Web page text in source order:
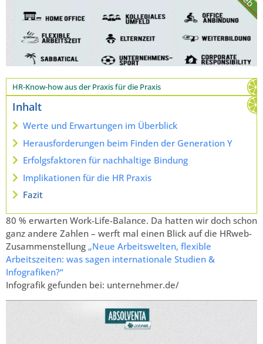
HR-Know-how aus der Praxis für die Praxis
Inhalt
Werte und Erwartungen im Überblick
Herausforderungen beim Finden der Generation Y
Erfolgsfaktoren für nachhaltige Bindung
Implikationen für die HR Praxis
Fazit
80 % erwarten Work-Life-Balance. Da hatten wir doch schon
ganz andere Zahlen – werft mal einen Blick auf die HRweb-
Zusammenstellung „Neue Arbeitswelten, flexible
Arbeitszeiten: was sagen internationale Studien &
Infografiken?“
Infografik gefunden bei: unternehmer.de/